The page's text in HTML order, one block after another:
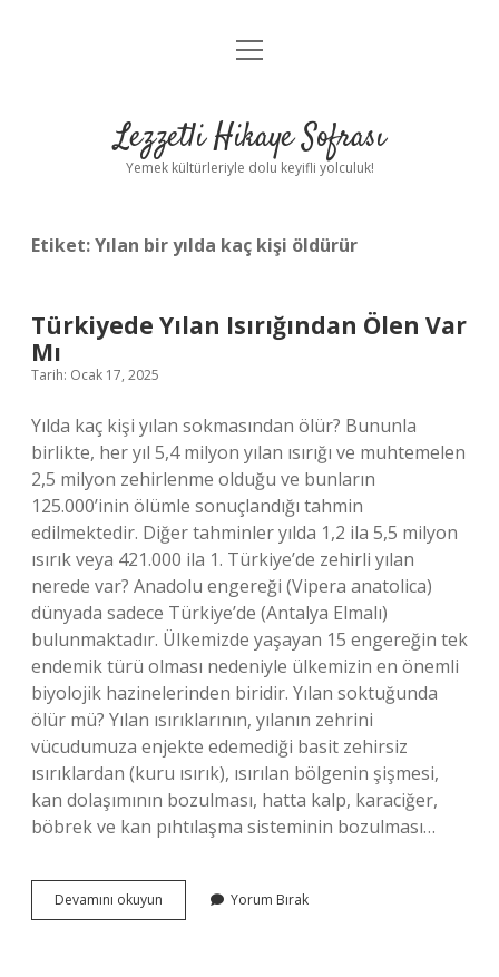
Anasayfa
Yasal Uyarı
menüyü
Lezzetli Hikaye Sofrası
Yemek kültürleriyle dolu keyifli yolculuk!
Etiket:Yılan bir yılda kaç kişi öldürür
Türkiyede Yılan Isırığından Ölen Var
Mı
Tarih: Ocak 17, 2025
Yılda kaç kişi yılan sokmasından ölür? Bununla
birlikte, her yıl 5,4 milyon yılan ısırığı ve muhtemelen
2,5 milyon zehirlenme olduğu ve bunların
125.000’inin ölümle sonuçlandığı tahmin
edilmektedir. Diğer tahminler yılda 1,2 ila 5,5 milyon
ısırık veya 421.000 ila 1. Türkiye’de zehirli yılan
nerede var? Anadolu engereği (Vipera anatolica)
dünyada sadece Türkiye’de (Antalya Elmalı)
bulunmaktadır. Ülkemizde yaşayan 15 engereğin tek
endemik türü olması nedeniyle ülkemizin en önemli
biyolojik hazinelerinden biridir. Yılan soktuğunda
ölür mü? Yılan ısırıklarının, yılanın zehrini
vücudumuza enjekte edemediği basit zehirsiz
ısırıklardan (kuru ısırık), ısırılan bölgenin şişmesi,
kan dolaşımının bozulması, hatta kalp, karaciğer,
böbrek ve kan pıhtılaşma sisteminin bozulması…
Devamını okuyun Türkiyede
Yılan
Yorum Bırak